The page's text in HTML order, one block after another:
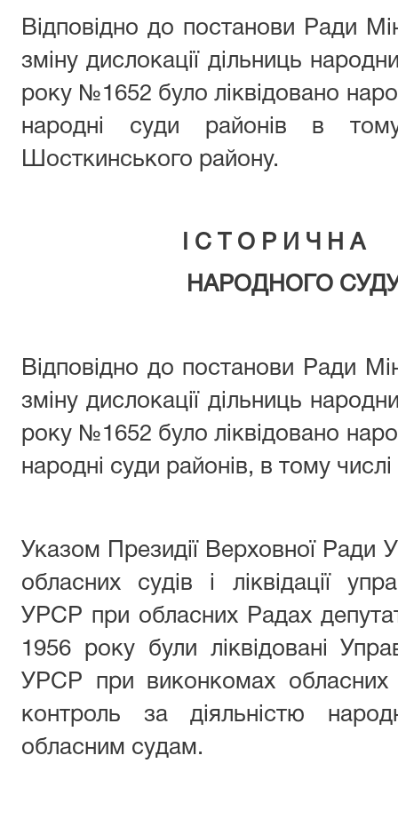
Відповідно до постанови Ради
зміну дислокації дільниць
року №1652 було ліквідовано
народні суди районів в
Шосткинського району.
І С Т О Р И Ч Н А
НАРОДНОГО
Відповідно до постанови Ради
зміну дислокації дільниць
року №1652 було ліквідовано
народні суди районів, в тому
Указом Президії Верховної
обласних судів і ліквідації
УРСР при обласних Радах
1956 року були ліквідовані
УРСР при виконкомах обласних
контроль за діяльністю
обласним судам.